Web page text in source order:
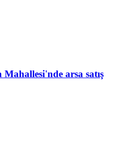
Mahallesi'nde arsa satış